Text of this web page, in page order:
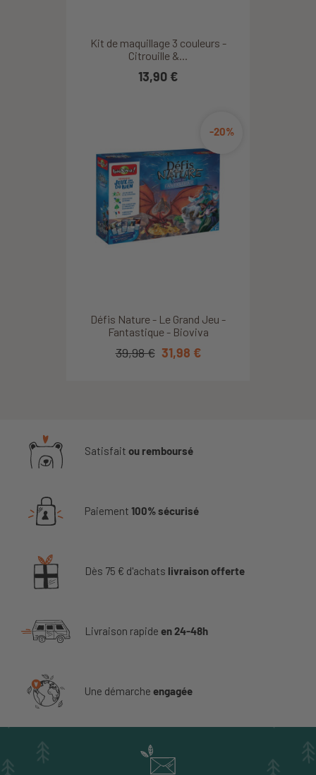
Kit de maquillage 3 couleurs -
Citrouille &...
13,90 €
Défis Nature - Le Grand Jeu -
Fantastique - Bioviva
-20%
39,98 € 31,98 €
Satisfait ou remboursé
Paiement 100% sécurisé
Dès 75 € d'achats livraison offerte
Livraison rapide en 24-48h
Une démarche engagée